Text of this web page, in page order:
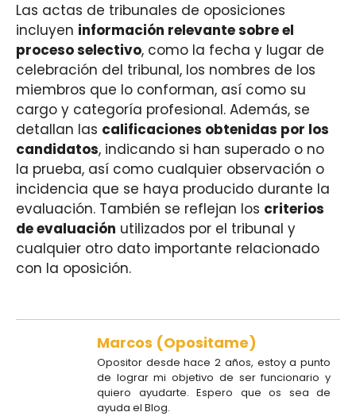
Las actas de tribunales de oposiciones
incluyen información relevante sobre el
proceso selectivo, como la fecha y lugar de
celebración del tribunal, los nombres de los
miembros que lo conforman, así como su
cargo y categoría profesional. Además, se
detallan las calificaciones obtenidas por los
candidatos, indicando si han superado o no
la prueba, así como cualquier observación o
incidencia que se haya producido durante la
evaluación. También se reflejan los criterios
de evaluación utilizados por el tribunal y
cualquier otro dato importante relacionado
con la oposición.
Marcos (Opositame)
Opositor desde hace 2 años, estoy a punto
de lograr mi objetivo de ser funcionario y
quiero ayudarte. Espero que os sea de
ayuda el Blog.